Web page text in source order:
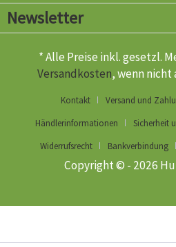
Newsletter
* Alle Preise inkl. gesetzl.
Versandkosten, wenn nicht
Kontakt
Versand und
Händlerinformationen
Sicherheit
Widerrufsrecht
Bankverbindung
Copyright © - 2026